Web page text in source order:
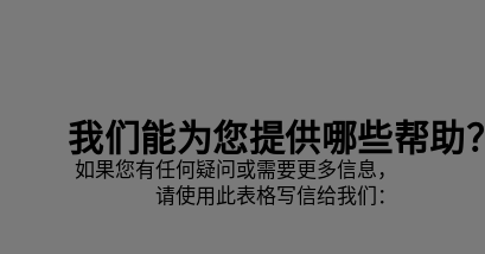
我们能为您提供哪些帮助？
如果您有任何疑问或需要更多信息，
请使用此表格写信给我们：